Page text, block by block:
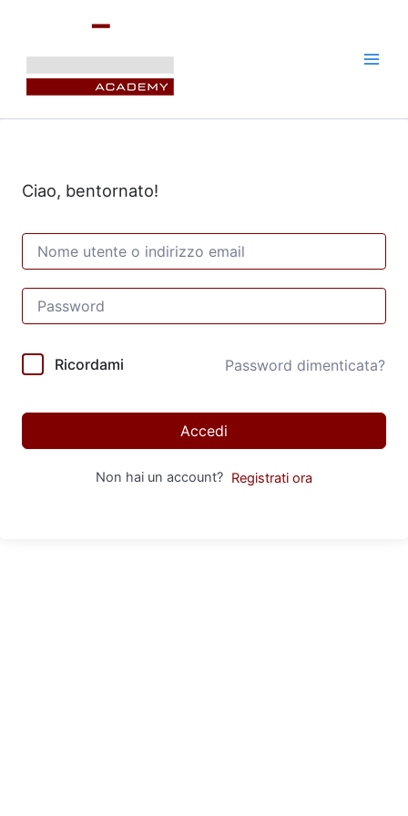
contenuto
Ciao, bentornato!
Ricordami Password dimenticata?
Accedi
Non hai un account? Registrati ora